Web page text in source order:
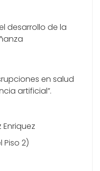
desarrollo de la
en salud
artificial”.
Piso 2)